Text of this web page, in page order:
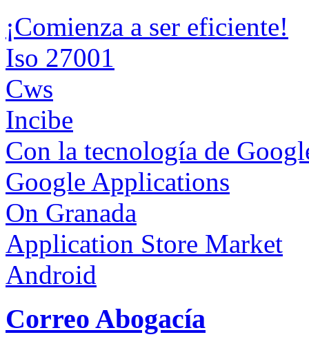
¡Comienza a ser eficiente!
Iso 27001
Cws
Incibe
Con la tecnología de
Google Applications
On Granada
Application Store Market
Android
Correo Abogacía